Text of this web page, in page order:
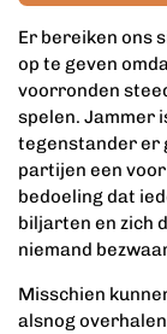
Er bereiken ons
op te geven
voorronden
spelen. Jammer
tegenstander er
partijen een
bedoeling dat
biljarten en zich
niemand
Misschien
alsnog